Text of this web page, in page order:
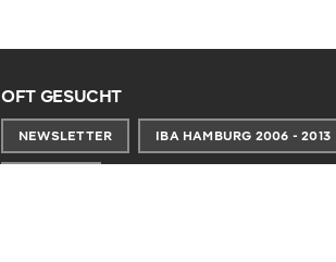
OFT GESUCHT
NEWSLETTER IBA HAMBURG 2006 - 2013